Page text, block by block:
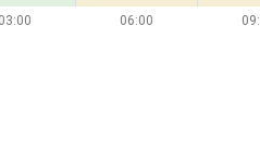
03:00 06:00